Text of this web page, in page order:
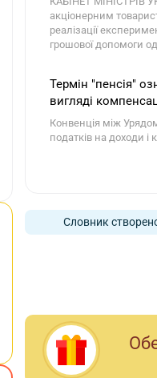
акціонерним
реалізації
грошової допомоги
Термін "пенсія"
вигляді
Конвенція між
податків на доходи і
Словник